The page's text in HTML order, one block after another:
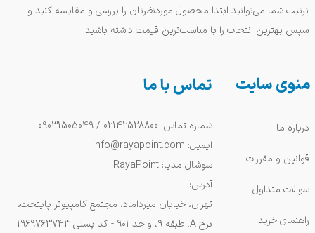
منوی سایت
درباره ما
قوانین و مقررات
سوالات متداول
راهنمای خرید
ترتیب شما می‌توانید ابتدا محصول موردنظرتان را بررسی و مقایسه کنید و
سپس بهترین انتخاب را با مناسب‌ترین قیمت داشته باشید.
تماس با ما
شماره تماس: 02142528800 / 09031505049
ایمیل: info@rayapoint.com
سوشال مدیا: RayaPoint
آدرس:
تهران، خیابان میرداماد، مجتمع کامپیوتر پایتخت،
برج A، طبقه ۹، واحد ۹۰۱ - کد پستی 1969763743